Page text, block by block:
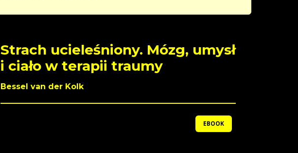
Strach ucieleśniony. Mózg, umysł
i ciało w terapii traumy
Bessel van der Kolk
EBOOK